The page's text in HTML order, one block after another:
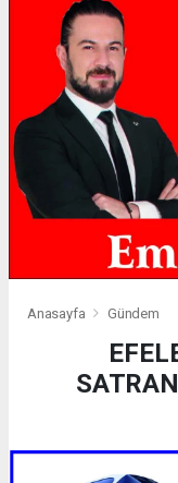
Anasayfa Gündem